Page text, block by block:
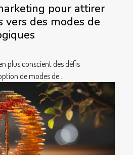
pour attirer
vers des modes de
plus conscient des défis
de modes de...